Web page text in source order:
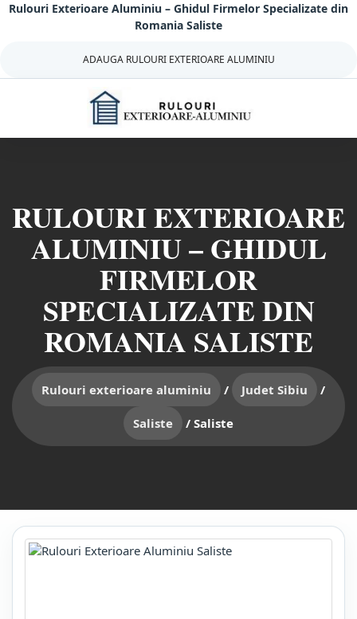
SariRulouri Exterioare Aluminiu – Ghidul Firmelor Specializate din
Romania Saliste
ADAUGA RULOURI EXTERIOARE ALUMINIU
RULOURI EXTERIOARE
ALUMINIU – GHIDUL
FIRMELOR
SPECIALIZATE DIN
ROMANIA SALISTE
Rulouri exterioare aluminiu / Judet Sibiu /
Saliste / Saliste